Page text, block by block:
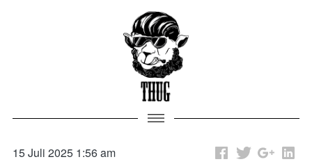
15 Juli 2025 1:56 am